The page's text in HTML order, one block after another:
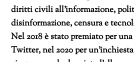
diritti civili all’informazione,
disinformazione, censura e
Nel 2018 è stato premiato per
Twitter, nel 2020 per